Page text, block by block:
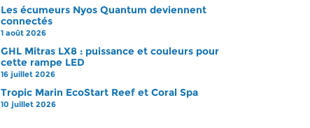
Les écumeurs Nyos Quantum deviennent
connectés
1 août 2026
GHL Mitras LX8 : puissance et couleurs pour
cette rampe LED
16 juillet 2026
Tropic Marin EcoStart Reef et Coral Spa
10 juillet 2026